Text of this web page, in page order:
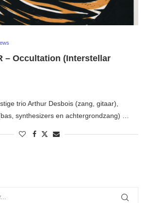
– Occultation (Interstellar
trio Arthur Desbois (zang, gitaar),
synthesizers en achtergrondzang) …